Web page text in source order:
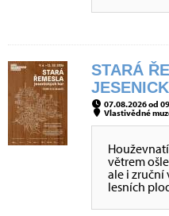
STARÁ
07.08.2026 od
Vlastivědné
větrem
ale i zruční
lesních